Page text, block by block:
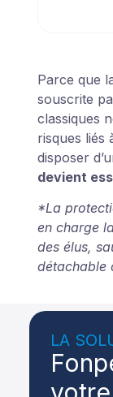
Parce que
souscrite
classiques
risques liés
disposer
devient
*La
en charge
des élus,
détachable
LA